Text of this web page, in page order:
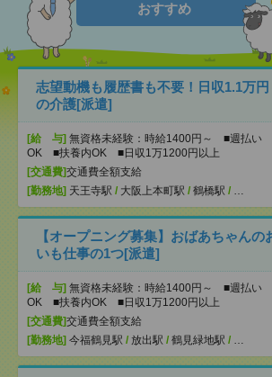
おすすめ
志望動機も履歴書も不要！日収1.1万
の介護[派遣]
[給 与] 無資格未経験：時給1400円～ ■週払い
OK ■扶養内OK ■日収1万1200円以上
[交通費]交通費全額支給
[勤務地] 天王寺駅 / 大阪上本町駅 / 鶴橋駅 / …
【オープニング募集】おばあちゃんの
いも仕事の1つ[派遣]
[給 与] 無資格未経験：時給1400円～ ■週払い
OK ■扶養内OK ■日収1万1200円以上
[交通費]交通費全額支給
[勤務地] 今福鶴見駅 / 放出駅 / 鶴見緑地駅 / …